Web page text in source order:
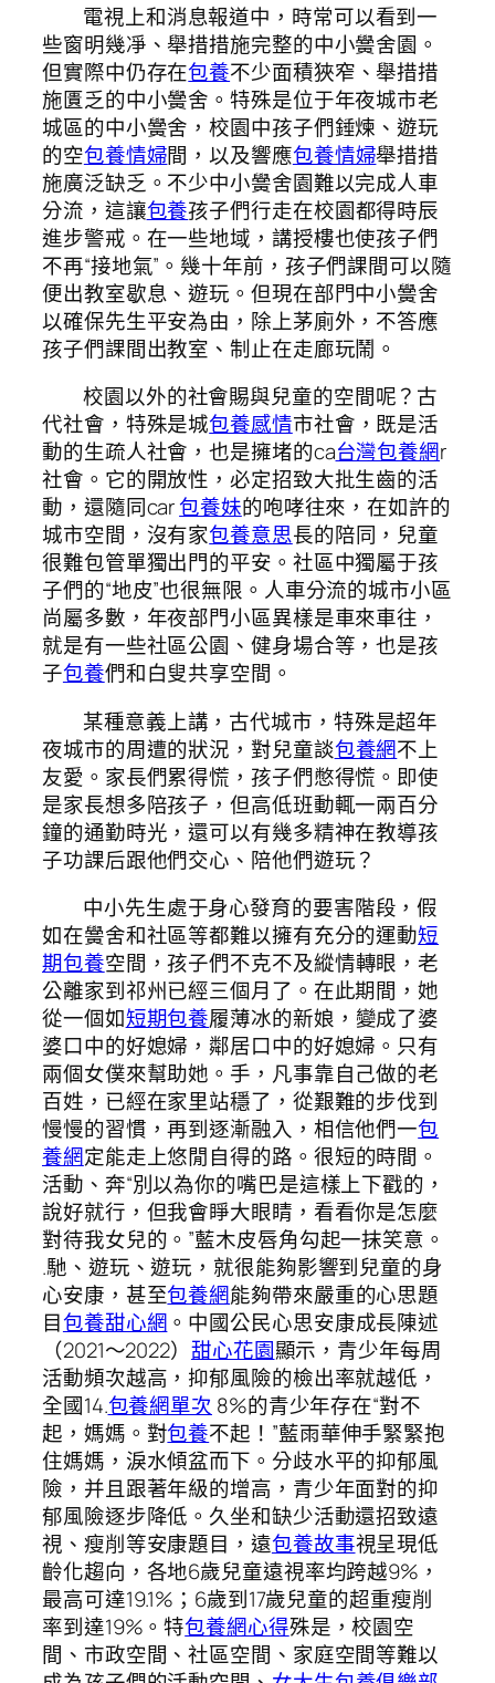
電視上和消息報道中，時常可以看到一
些窗明幾凈、舉措措施完整的中小黌舍園。
但實際中仍存在包養不少面積狹窄、舉措措
施匱乏的中小黌舍。特殊是位于年夜城市老
城區的中小黌舍，校園中孩子們錘煉、遊玩
的空包養情婦間，以及響應包養情婦舉措措
施廣泛缺乏。不少中小黌舍園難以完成人車
分流，這讓包養孩子們行走在校園都得時辰
進步警戒。在一些地域，講授樓也使孩子們
不再“接地氣”。幾十年前，孩子們課間可以隨
便出教室歇息、遊玩。但現在部門中小黌舍
以確保先生平安為由，除上茅廁外，不答應
孩子們課間出教室、制止在走廊玩鬧。
校園以外的社會賜與兒童的空間呢？古
代社會，特殊是城包養感情市社會，既是活
動的生疏人社會，也是擁堵的ca台灣包養網r
社會。它的開放性，必定招致大批生齒的活
動，還隨同car包養妹的咆哮往來，在如許的
城市空間，沒有家包養意思長的陪同，兒童
很難包管單獨出門的平安。社區中獨屬于孩
子們的“地皮”也很無限。人車分流的城市小區
尚屬多數，年夜部門小區異樣是車來車往，
就是有一些社區公園、健身場合等，也是孩
子包養們和白叟共享空間。
某種意義上講，古代城市，特殊是超年
夜城市的周遭的狀況，對兒童談包養網不上
友愛。家長們累得慌，孩子們憋得慌。即使
是家長想多陪孩子，但高低班動輒一兩百分
鐘的通勤時光，還可以有幾多精神在教導孩
子功課后跟他們交心、陪他們遊玩？
中小先生處于身心發育的要害階段，假
如在黌舍和社區等都難以擁有充分的運動短
期包養空間，孩子們不克不及縱情轉眼，老
公離家到祁州已經三個月了。在此期間，她
從一個如短期包養履薄冰的新娘，變成了婆
婆口中的好媳婦，鄰居口中的好媳婦。只有
兩個女僕來幫助她。手，凡事靠自己做的老
百姓，已經在家里站穩了，從艱難的步伐到
慢慢的習慣，再到逐漸融入，相信他們一包
養網定能走上悠閒自得的路。很短的時間。
活動、奔“別以為你的嘴巴是這樣上下戳的，
說好就行，但我會睜大眼睛，看看你是怎麼
對待我女兒的。”藍木皮唇角勾起一抹笑意。
.馳、遊玩、遊玩，就很能夠影響到兒童的身
心安康，甚至包養網能夠帶來嚴重的心思題
目包養甜心網 。中國公民心思安康成長陳述
（2021～2022） 甜心花園顯示，青少年每周
活動頻次越高，抑郁風險的檢出率就越低，
全國14.包養網單次 8%的青少年存在“對不
起，媽媽。對包養不起！”藍雨華伸手緊緊抱
住媽媽，淚水傾盆而下。分歧水平的抑郁風
險，并且跟著年級的增高，青少年面對的抑
郁風險逐步降低。久坐和缺少活動還招致遠
視、瘦削等安康題目，遠包養故事視呈現低
齡化趨向，各地6歲兒童遠視率均跨越9%，
最高可達19.1%；6歲到17歲兒童的超重瘦削
率到達19%。特包養網心得殊是，校園空
間、市政空間、社區空間、家庭空間等難以